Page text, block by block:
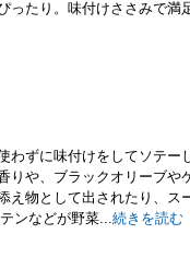
たり。味付けささみで満
わずに味付けをしてソテー
りや、ブラックオリーブや
え物として出されたり、ス
ンなどが野菜...続きを読む